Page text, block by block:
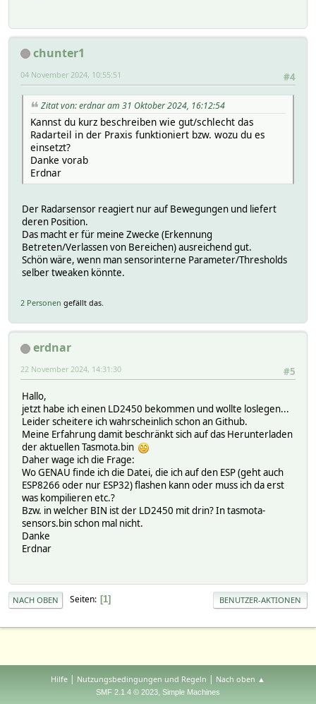
chunter1
#4
04 November 2024, 10:55:51
Zitat von: erdnar am 31 Oktober 2024, 16:12:54
Kannst du kurz beschreiben wie gut/schlecht das
Radarteil in der Praxis funktioniert bzw. wozu du es
einsetzt?
Danke vorab
Erdnar
Der Radarsensor reagiert nur auf Bewegungen und liefert
deren Position.
Das macht er für meine Zwecke (Erkennung
Betreten/Verlassen von Bereichen) ausreichend gut.
Schön wäre, wenn man sensorinterne Parameter/Thresholds
selber tweaken könnte.
2 Personen gefällt das.
erdnar
#5
22 November 2024, 14:31:30
Hallo,
jetzt habe ich einen LD2450 bekommen und wollte loslegen...
Leider scheitere ich wahrscheinlich schon an Github.
Meine Erfahrung damit beschränkt sich auf das Herunterladen
der aktuellen Tasmota.bin
Daher wage ich die Frage:
Wo GENAU finde ich die Datei, die ich auf den ESP (geht auch
ESP8266 oder nur ESP32) flashen kann oder muss ich da erst
was kompilieren etc.?
Bzw. in welcher BIN ist der LD2450 mit drin? In tasmota-
sensors.bin schon mal nicht.
Danke
Erdnar
NACH OBEN Seiten 1 BENUTZER-AKTIONEN
Hilfe | Nutzungsbedingungen und Regeln | Nach oben ▲
SMF 2.1.4 © 2023, Simple Machines